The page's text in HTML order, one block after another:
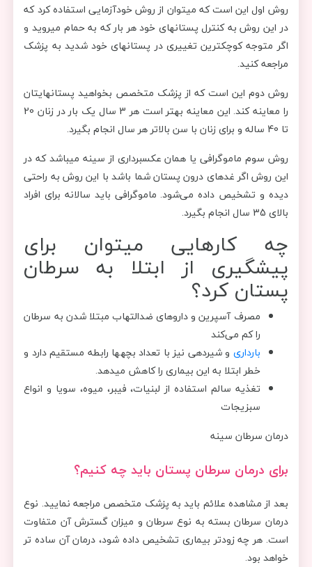
روش اول این است که می‎توان از روش خودآزمایی استفاده کرد که
در این روش به کنترل پستان‎های خود هر بار که به حمام می‎روید و
اگر متوجه کوچک‎ترین تغییری در پستان‎های خود شدید به پزشک
مراجعه کنید.
روش دوم این است که از پزشک متخصص بخواهید پستان‎هایتان
را معاینه کند. این معاینه بهتر است هر 3 سال یک بار در زنان 20
تا 40 ساله و برای زنان با سن بالاتر هر سال انجام بگیرد.
روش سوم ماموگرافی یا همان عکس‎برداری از سینه می‎باشد که در
این روش اگر غده‎ای درون پستان شما باشد با این روش به راحتی
دیده و تشخیص داده می‌شود. ماموگرافی باید سالانه برای افراد
بالای 35 سال انجام بگیرد.
چه کارهایی می‎توان برای
پیشگیری از ابتلا به سرطان
پستان کرد؟
مصرف آسپرین و داروهای ضدالتهاب مبتلا شدن به سرطان
را کم می‌کند
بارداری
و شیردهی نیز با تعداد بچه‎ها رابطه مستقیم دارد و
خطر ابتلا به این بیماری را کاهش می‎دهد.
تغذیه سالم استفاده از لبنیات، فیبر، میوه، سویا و انواع
سبزیجات
درمان سرطان سینه
برای درمان سرطان پستان باید چه کنیم؟
بعد از مشاهده علائم باید به پزشک متخصص مراجعه نمایید. نوع
درمان سرطان بسته به نوع سرطان و میزان گسترش آن متفاوت
است. هر چه زودتر بیماری تشخیص داده شود، درمان آن ساده تر
خواهد بود.